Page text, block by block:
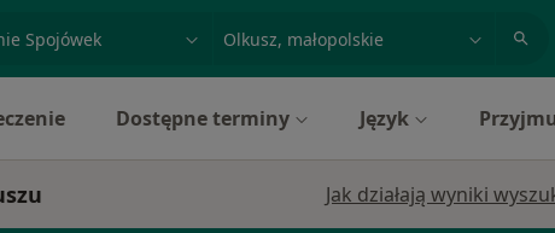
badanie lub nazwisko
Dostępne terminy Język
Jak działają wyniki